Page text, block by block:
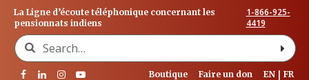
La Ligne d’écoute téléphonique concernant les
pensionnats indiens
1-866-925-
4419
Search for:
Boutique Faire un don EN FR